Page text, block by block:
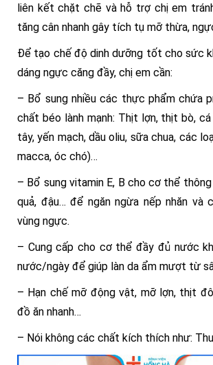
liên kết chặt chẽ và hỗ trợ chị em
tăng cân nhanh gây tích tụ mỡ thừa,
Để tạo chế độ dinh dưỡng tốt cho sức
dáng ngực căng đầy, chị em cần:
– Bổ sung nhiều các thực phẩm chứa
chất béo lành mạnh: Thịt lợn, thịt bò,
tây, yến mạch, dầu oliu, sữa chua, các
macca, óc chó)…
– Bổ sung vitamin E, B cho cơ thể thông
quả, đậu… để ngăn ngừa nếp nhăn và
vùng ngực.
– Cung cấp cho cơ thể đầy đủ nước
nước/ngày để giúp làn da ẩm mượt từ
– Hạn chế mỡ động vật, mỡ lợn, thịt
đồ ăn nhanh…
– Nói không các chất kích thích như: